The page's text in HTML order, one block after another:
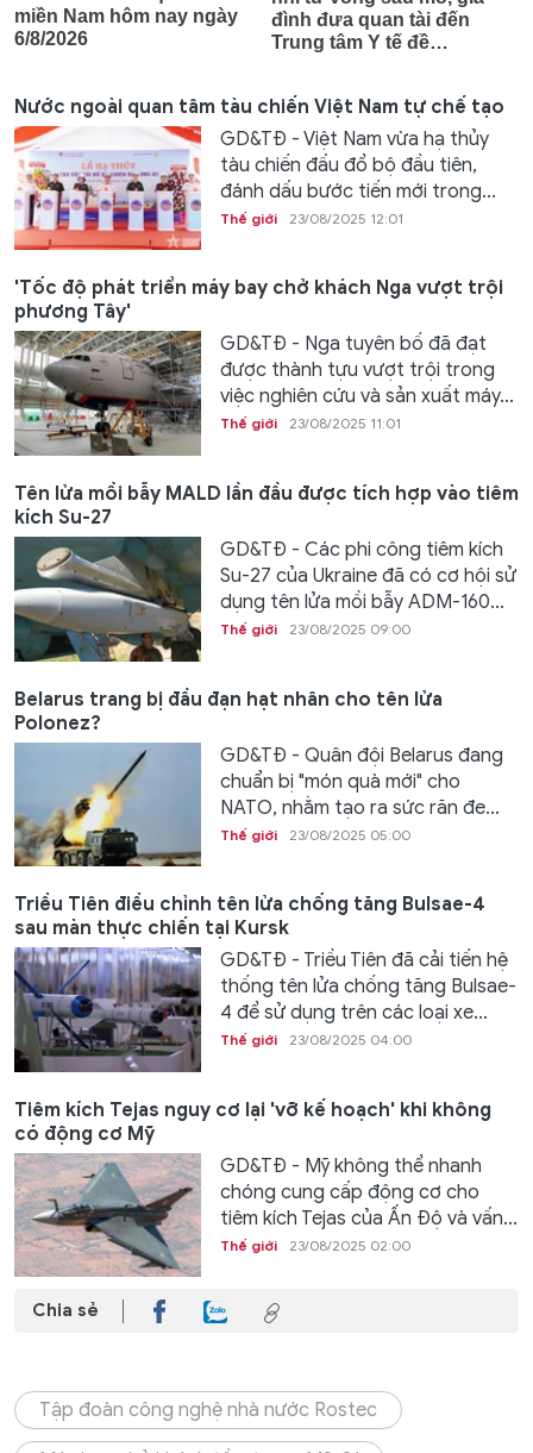
Nước ngoài quan tâm tàu chiến Việt Nam tự chế tạo
GD&TĐ - Việt Nam vừa hạ thủy
tàu chiến đấu đổ bộ đầu tiên,
đánh dấu bước tiến mới trong...
Thế giới 23/08/2025 12:01
'Tốc độ phát triển máy bay chở khách Nga vượt trội
phương Tây'
GD&TĐ - Nga tuyên bố đã đạt
được thành tựu vượt trội trong
việc nghiên cứu và sản xuất máy...
Thế giới 23/08/2025 11:01
Tên lửa mồi bẫy MALD lần đầu được tích hợp vào tiêm
kích Su-27
GD&TĐ - Các phi công tiêm kích
Su-27 của Ukraine đã có cơ hội sử
dụng tên lửa mồi bẫy ADM-160...
Thế giới 23/08/2025 09:00
Belarus trang bị đầu đạn hạt nhân cho tên lửa
Polonez?
GD&TĐ - Quân đội Belarus đang
chuẩn bị "món quà mới" cho
NATO, nhằm tạo ra sức răn đe...
Thế giới 23/08/2025 05:00
Triều Tiên điều chỉnh tên lửa chống tăng Bulsae-4
sau màn thực chiến tại Kursk
GD&TĐ - Triều Tiên đã cải tiến hệ
thống tên lửa chống tăng Bulsae-
4 để sử dụng trên các loại xe...
Thế giới 23/08/2025 04:00
Tiêm kích Tejas nguy cơ lại 'vỡ kế hoạch' khi không
có động cơ Mỹ
GD&TĐ - Mỹ không thể nhanh
chóng cung cấp động cơ cho
tiêm kích Tejas của Ấn Độ và vấn...
Thế giới 23/08/2025 02:00
Chia sẻ
Tập đoàn công nghệ nhà nước Rostec